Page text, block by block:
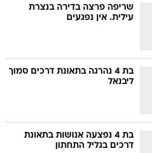
שריפה פרצה בדירה בנצרת
עילית. אין נפגעים
בת 4 נהרגה בתאונת דרכים סמוך
ליבנאל
בת 4 נפצעה אנושות בתאונת
דרכים בגליל התחתון